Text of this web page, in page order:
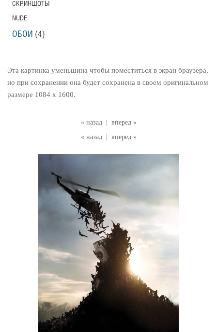
« назад
вперед »
« назад
вперед »
Эта картинка уменьшина чтобы поместиться в экран браузера,
но при сохранении она будет сохранена в своем оригинальном
размере 1084 x 1600.
СКРИНШОТЫ
NUDE
ОБОИ (4)